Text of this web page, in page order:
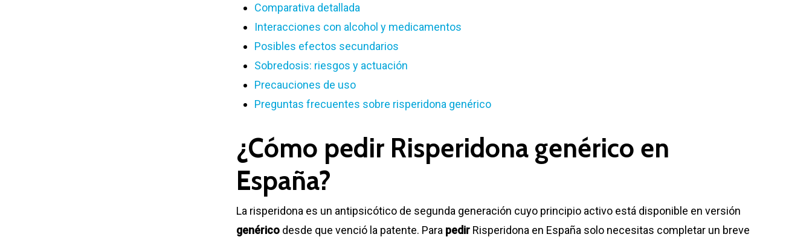
Comparativa detallada
Interacciones con alcohol y medicamentos
Posibles efectos secundarios
Sobredosis: riesgos y actuación
Precauciones de uso
Preguntas frecuentes sobre risperidona genérico
¿Cómo pedir Risperidona genérico en
España?
La risperidona es un antipsicótico de segunda generación cuyo principio activo está disponible en versión
genérico desde que venció la patente. Para pedir Risperidona en España solo necesitas completar un breve